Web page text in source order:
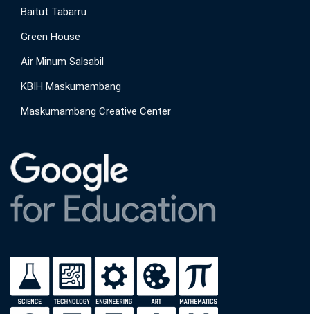
Baitut Tabarru
Green House
Air Minum Salsabil
KBIH Maskumambang
Maskumambang Creative Center